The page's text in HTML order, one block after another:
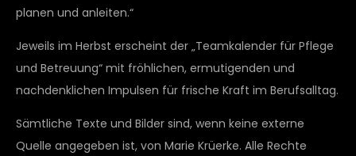
planen und anleiten.“
Jeweils im Herbst erscheint der „Teamkalender für Pflege
und Betreuung“ mit fröhlichen, ermutigenden und
nachdenklichen Impulsen für frische Kraft im Berufsalltag.
Sämtliche Texte und Bilder sind, wenn keine externe
Quelle angegeben ist, von Marie Krüerke. Alle Rechte